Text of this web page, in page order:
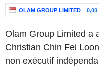
OLAM GROUP LIMITED 0,00
Olam Group Limited a
Christian Chin Fei
non exécutif